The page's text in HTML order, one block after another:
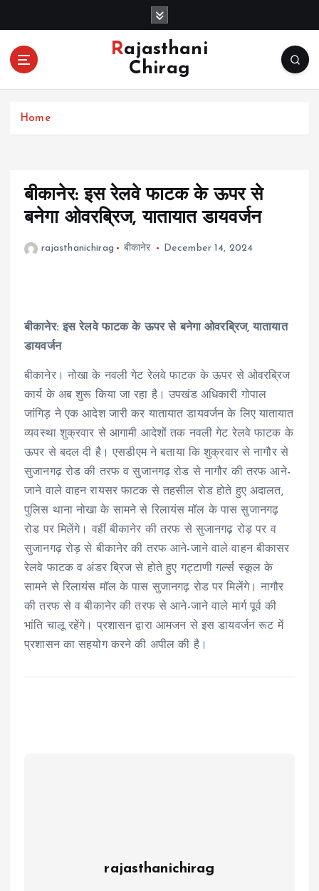
o
Rajasthani
Chirag
Home
बीकानेर: इस रेलवे फाटक के ऊपर से
बनेगा ओवरब्रिज, यातायात डायवर्जन
rajasthanichirag बीकानेर December 14, 2024
बीकानेर: इस रेलवे फाटक के ऊपर से बनेगा ओवरब्रिज, यातायात
डायवर्जन
बीकानेर। नोखा के नवली गेट रेलवे फाटक के ऊपर से ओवरब्रिज
कार्य के अब शुरू किया जा रहा है। उपखंड अधिकारी गोपाल
जांगिड़ ने एक आदेश जारी कर यातायात डायवर्जन के लिए यातायात
व्यवस्था शुक्रवार से आगामी आदेशों तक नवली गेट रेलवे फाटक के
ऊपर से बदल दी है। एसडीएम ने बताया कि शुक्रवार से नागौर से
सुजानगढ़ रोड की तरफ व सुजानगढ़ रोड से नागौर की तरफ आने-
जाने वाले वाहन रायसर फाटक से तहसील रोड होते हुए अदालत,
पुलिस थाना नोखा के सामने से रिलायंस मॉल के पास सुजानगढ़
रोड पर मिलेंगे। वहीं बीकानेर की तरफ से सुजानगढ़ रोड़ पर व
सुजानगढ़ रोड़ से बीकानेर की तरफ आने-जाने वाले वाहन बीकासर
रेलवे फाटक व अंडर ब्रिज से होते हुए गट्टाणी गर्ल्स स्कूल के
सामने से रिलायंस मॉल के पास सुजानगढ़ रोड पर मिलेंगे। नागौर
की तरफ से व बीकानेर की तरफ से आने-जाने वाले मार्ग पूर्व की
भांति चालू रहेंगे। प्रशासन द्वारा आमजन से इस डायवर्जन रूट में
प्रशासन का सहयोग करने की अपील की है।
rajasthanichirag